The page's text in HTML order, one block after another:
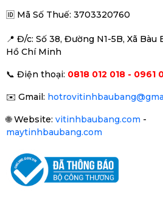
Trọng lượng
🆔 Mã Số Thuế: 3703320760
📍 Đ/c: Số 38, Đường N1-5B, Xã Bàu
Hồ Chí Minh
📞 Điện thoại: 0818 012 018 - 0961
✉️ Gmail:
🌐Website: vitinhbaubang.com -
maytinhbaubang.com